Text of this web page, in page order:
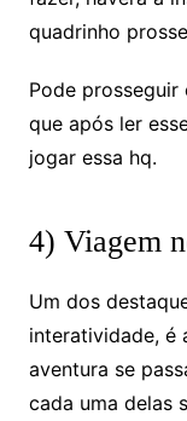
quadrinho
Pode
que após ler
jogar essa hq.
4) Viagem
Um dos
interatividade, é
aventura se
cada uma delas